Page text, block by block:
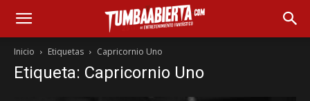
Inicio Etiquetas Capricornio Uno
Etiqueta: Capricornio Uno